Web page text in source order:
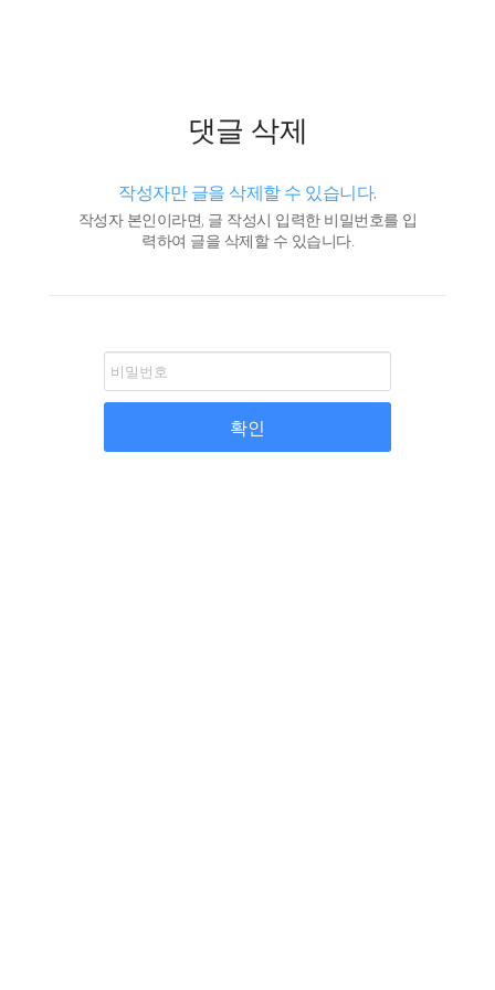
댓글 삭제
작성자만 글을 삭제할 수 있습니다.
작성자 본인이라면, 글 작성시 입력한 비밀번호를 입
력하여 글을 삭제할 수 있습니다.